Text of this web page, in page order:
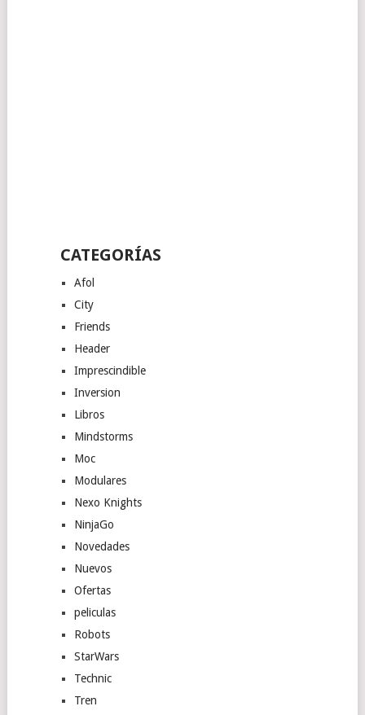
CATEGORÍAS
Afol
City
Friends
Header
Imprescindible
Inversion
Libros
Mindstorms
Moc
Modulares
Nexo Knights
NinjaGo
Novedades
Nuevos
Ofertas
peliculas
Robots
StarWars
Technic
Tren